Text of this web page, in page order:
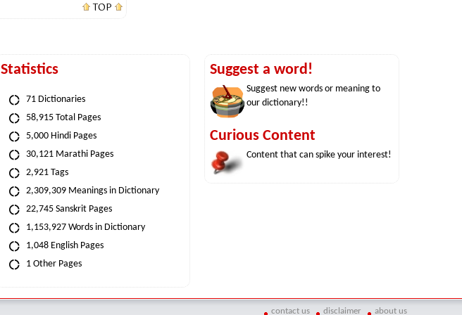
TOP
Statistics
71 Dictionaries
58,915 Total Pages
5,000 Hindi Pages
30,121 Marathi Pages
2,921 Tags
2,309,309 Meanings in Dictionary
22,745 Sanskrit Pages
1,153,927 Words in Dictionary
1,048 English Pages
1 Other Pages
Suggest a word!
Suggest new words or meaning to
our dictionary!!
Curious Content
Content that can spike your interest!
contact us disclaimer about us